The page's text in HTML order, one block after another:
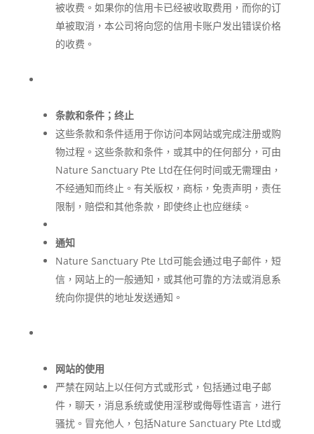
被收费。如果你的信用卡已经被收取费用，而你的订
单被取消，本公司将向您的信用卡账户发出错误价格
的收费。
条款和条件；终止
这些条款和条件适用于你访问本网站或完成注册或购
物过程。这些条款和条件，或其中的任何部分，可由
Nature Sanctuary Pte Ltd在任何时间或无需理由，
不经通知而终止。有关版权，商标，免责声明，责任
限制，赔偿和其他条款，即使终止也应继续。
通知
Nature Sanctuary Pte Ltd可能会通过电子邮件，短
信，网站上的一般通知，或其他可靠的方法或消息系
统向你提供的地址发送通知。
网站的使用
严禁在网站上以任何方式或形式，包括通过电子邮
件，聊天，消息系统或使用淫秽或侮辱性语言，进行
骚扰。冒充他人，包括Nature Sanctuary Pte Ltd或